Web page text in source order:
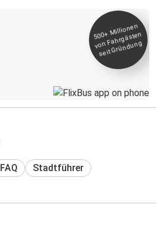
500+
Millionen
von Fahrgästen
seit
Gründung
FAQ Stadtführer